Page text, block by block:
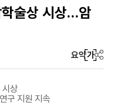
술상 시상…암
요약가
시상
구 지원 지속